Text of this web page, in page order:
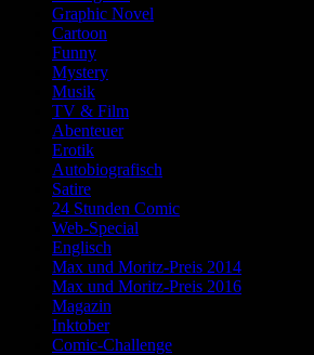
Graphic Novel
Cartoon
Funny
Mystery
Musik
TV & Film
Abenteuer
Erotik
Autobiografisch
Satire
24 Stunden Comic
Web-Special
Englisch
Max und Moritz-Preis 2014
Max und Moritz-Preis 2016
Magazin
Inktober
Comic-Challenge